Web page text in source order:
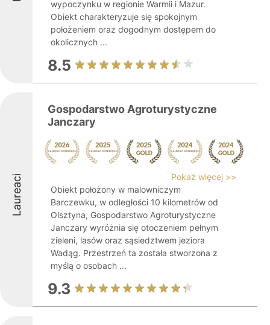
wypoczynku w regionie Warmii i Mazur.
Obiekt charakteryzuje się spokojnym
położeniem oraz dogodnym dostępem do
okolicznych ...
8.5
Laureaci
Gospodarstwo Agroturystyczne
Janczary
Pokaż więcej >>
Obiekt położony w malowniczym
Barczewku, w odległości 10 kilometrów od
Olsztyna, Gospodarstwo Agroturystyczne
Janczary wyróżnia się otoczeniem pełnym
zieleni, lasów oraz sąsiedztwem jeziora
Wadąg. Przestrzeń ta została stworzona z
myślą o osobach ...
9.3